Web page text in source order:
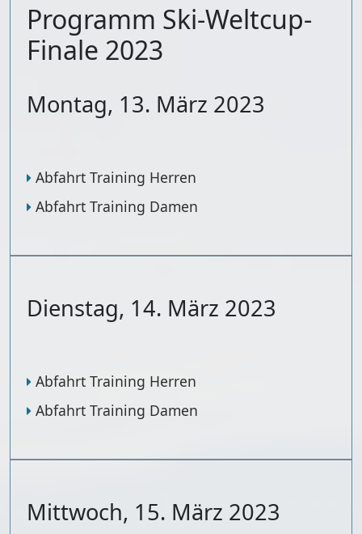
Programm Ski-Weltcup-
Finale 2023
Montag, 13. März 2023
Abfahrt Training Herren
Abfahrt Training Damen
Dienstag, 14. März 2023
Abfahrt Training Herren
Abfahrt Training Damen
Mittwoch, 15. März 2023